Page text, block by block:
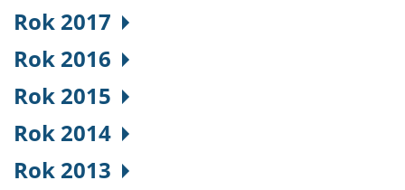
Rok 2017
Rok 2016
Rok 2015
Rok 2014
Rok 2013